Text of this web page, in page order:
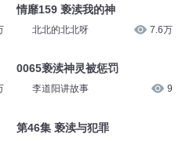
情靡159 亵渎我的神
北北的北北呀 7.6万
0065亵渎神灵被惩罚
李道阳讲故事 9
第46集 亵渎与犯罪